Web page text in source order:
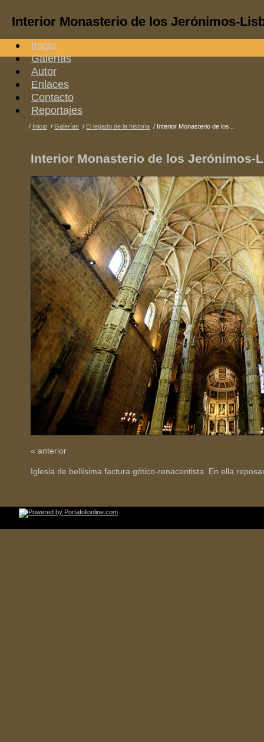
Interior Monasterio de los Jerónimos-
Inicio
Galerías
Autor
Enlaces
Contacto
Reportajes
/ Inicio / Galerías / El legado de la historia / Interior Monasterio de los...
Interior Monasterio de los Jerónimos-
« anterior
Iglesia de bellísima factura gótico-renacentista. En ella